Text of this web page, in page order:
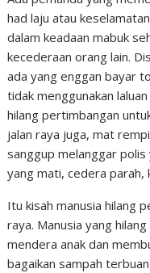
had laju atau
dalam keadaan mabuk
kecederaan orang lain.
ada yang enggan bayar
tidak menggunakan
hilang pertimbangan
jalan raya juga, mat
sanggup melanggar
yang mati, cedera parah,
Itu kisah manusia hilang
raya. Manusia yang
mendera anak dan
bagaikan sampah